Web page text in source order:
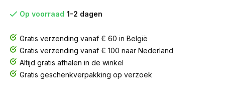
Op voorraad 1-2 dagen
Gratis verzending vanaf € 60 in België
Gratis verzending vanaf € 100 naar Nederland
Altijd gratis afhalen in de winkel
Gratis geschenkverpakking op verzoek